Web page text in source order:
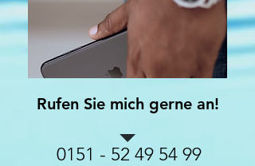
Rufen Sie mich gerne an!
0151 - 52 49 54 99